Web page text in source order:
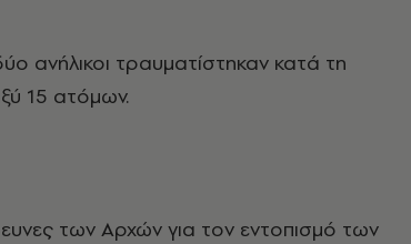
ανήλικοι τραυματίστηκαν κατά τη
15 ατόμων.
των Αρχών για τον εντοπισμό των